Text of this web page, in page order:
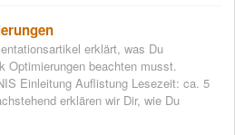
erklärt, was Du
Optimierungen beachten musst.
Einleitung Auflistung Lesezeit: ca. 5
erklären wir Dir, wie Du